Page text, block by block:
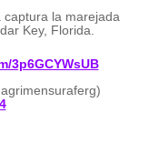
la marejada
Key, Florida.
3p6GCYWsUB